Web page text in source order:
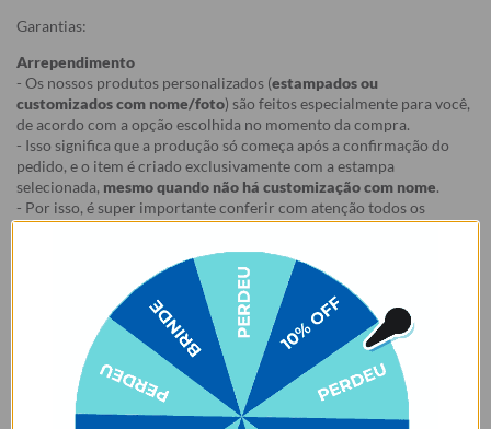
Garantias:
Arrependimento
- Os nossos produtos personalizados (estampados ou
customizados com nome/foto) são feitos especialmente para você,
de acordo com a opção escolhida no momento da compra.
- Isso significa que a produção só começa após a confirmação do
pedido, e o item é criado exclusivamente com a estampa
selecionada, mesmo quando não há customização com nome.
- Por isso, é super importante conferir com atenção todos os
detalhes antes de finalizar a compra, como modelo, estampa e
- Após o início da produção,
não é possível realizar
cancelamentos ou alterações
, pois o produto não pode retornar
- Descascamento: 6 meses;
- Amarelamento: 6 meses;